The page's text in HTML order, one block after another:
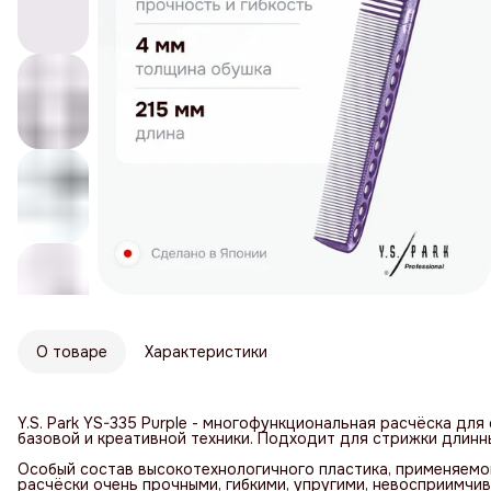
О товаре Характеристики
Y.S. Park YS-335 Purple - многофункциональная расчёска
базовой и креативной техники. Подходит для стрижки
Особый состав высокотехнологичного пластика,
расчёски очень прочными, гибкими, упругими,